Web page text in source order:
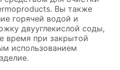
Вы также
горячей водой и
двууглекислой соды,
время при закрытой
использованием